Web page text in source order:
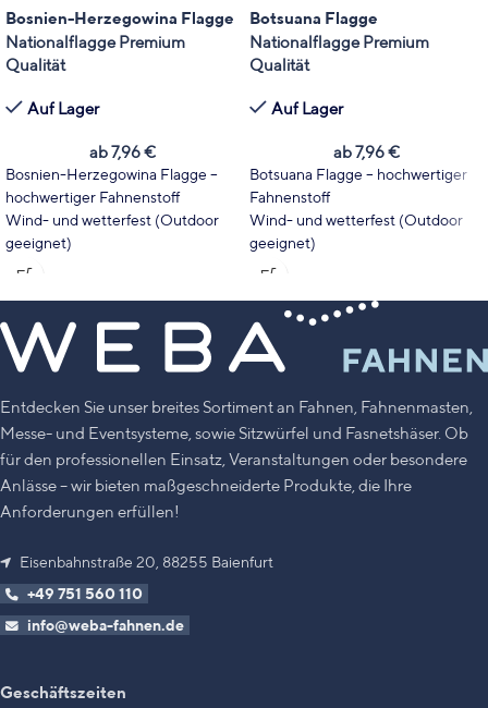
Bosnien-Herzegowina Flagge
Nationalflagge Premium
Qualität
Auf Lager
ab7,96€
Bosnien-Herzegowina Flagge –
hochwertiger Fahnenstoff
Wind- und wetterfest (Outdoor
geeignet)
Wählen Sie Fahnentyp und Größe
UV-Stabilität
Made in Germany
Botsuana Flagge
Nationalflagge Premium
Qualität
Auf Lager
ab7,96€
Botsuana Flagge – hochwertiger
Fahnenstoff
Wind- und wetterfest (Outdoor
geeignet)
Wählen Sie Fahnentyp und Größe
Leuchtende Farben mit hoher
UV-Stabilität
Made in Germany
Entdecken Sie unser breites Sortiment an Fahnen, Fahnenmasten,
Messe- und Eventsysteme, sowie Sitzwürfel und Fasnetshäser. Ob
für den professionellen Einsatz, Veranstaltungen oder besondere
Anlässe – wir bieten maßgeschneiderte Produkte, die Ihre
Anforderungen erfüllen!
Eisenbahnstraße 20, 88255 Baienfurt
+49 751 560 110
info@weba-fahnen.de
Geschäftszeiten